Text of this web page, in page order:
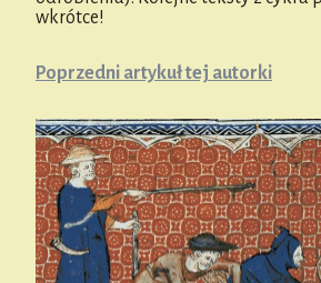
wkrótce!
Poprzedni artykuł tej autorki